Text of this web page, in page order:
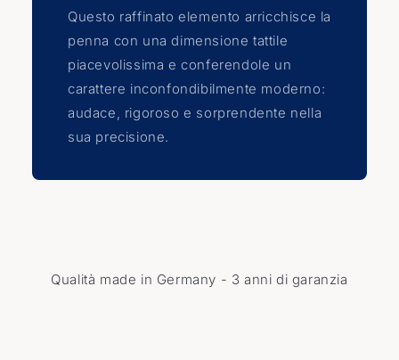
Questo raffinato elemento arricchisce la
penna con una dimensione tattile
piacevolissima e conferendole un
carattere inconfondibilmente moderno:
audace, rigoroso e sorprendente nella
sua precisione.
Qualità made in Germany - 3 anni di garanzia